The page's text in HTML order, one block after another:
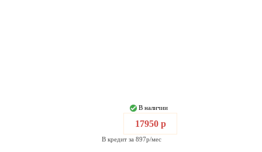
В наличии
17950 р
В кредит за 897р/мес